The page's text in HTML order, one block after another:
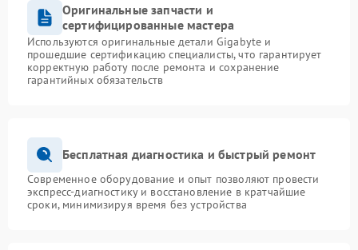
Оригинальные запчасти и
сертифицированные мастера
Используются оригинальные детали Gigabyte и
прошедшие сертификацию специалисты, что гарантирует
корректную работу после ремонта и сохранение
гарантийных обязательств
Бесплатная диагностика и быстрый ремонт
Современное оборудование и опыт позволяют провести
экспресс-диагностику и восстановление в кратчайшие
сроки, минимизируя время без устройства